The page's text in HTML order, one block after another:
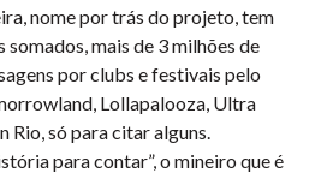
nome por trás do projeto, tem
mais de 3 milhões de
por clubs e festivais pelo
Lollapalooza, Ultra
Rio, só para citar alguns.
para contar”, o mineiro que é